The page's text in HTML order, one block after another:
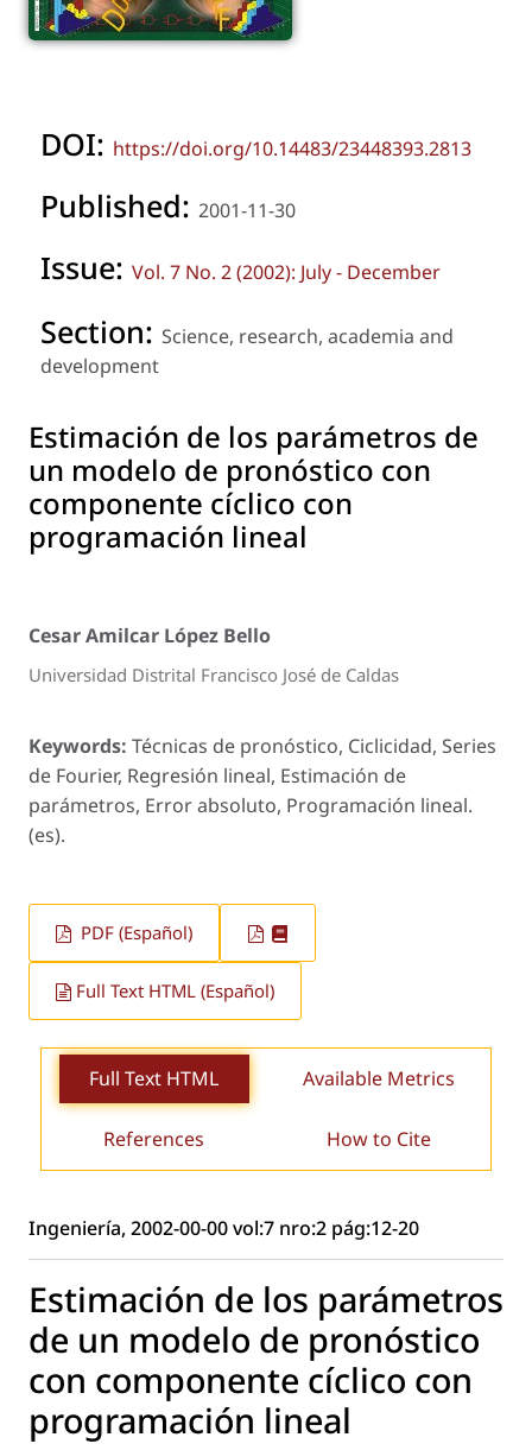
DOI: https://doi.org/10.14483/23448393.2813
Published: 2001-11-30
Issue: Vol. 7 No. 2 (2002): July - December
Section: Science, research, academia and
development
Estimación de los parámetros de
un modelo de pronóstico con
componente cíclico con
programación lineal
Cesar Amilcar López Bello
Universidad Distrital Francisco José de Caldas
Keywords: Técnicas de pronóstico, Ciclicidad, Series
de Fourier, Regresión lineal, Estimación de
parámetros, Error absoluto, Programación lineal.
(es).
PDF (Español)
Full Text HTML (Español)
Full Text HTML Available Metrics
References How to Cite
Ingeniería, 2002-00-00 vol:7 nro:2 pág:12-20
Estimación de los parámetros
de un modelo de pronóstico
con componente cíclico con
programación lineal